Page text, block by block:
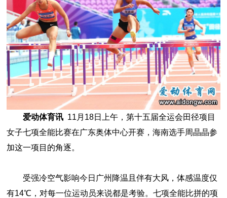
爱动体育讯 11月18日上午，第十五届全运会田径项目
女子七项全能比赛在广东奥体中心开赛，海南选手周晶晶参
加这一项目的角逐。
受强冷空气影响今日广州降温且伴有大风，体感温度仅
有14℃，对每一位运动员来说都是考验。七项全能比拼的项